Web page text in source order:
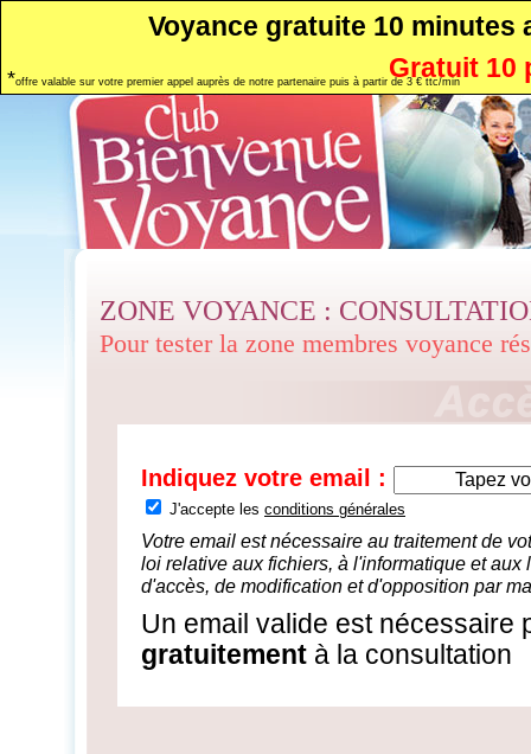
Voyance gratuite 10 minutes
Gratuit 10
*offre valable sur votre premier appel auprès de notre partenaire puis à partir de 3 € ttc/min
ZONE VOYANCE :
Pour tester la zone membres voyance
Indiquez votre email :
J'accepte les conditions générales
Votre email est nécessaire au traitement de
loi relative aux fichiers, à l'informatique et
d'accès, de modification et d'opposition par
Un email valide est nécessaire
gratuitement à la consultation